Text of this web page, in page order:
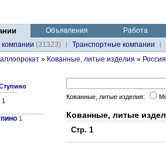
Объявления
Работа
компании (31323)
Транспортные компании
» Кованные, литые изделия » Россия
1
1
Кованные, литые изделия:
Кованные, литые
Стр. 1